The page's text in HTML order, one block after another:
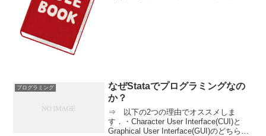
プログラミング
なぜStataでプログラミングなの
か？
⇒ 以下の2つの理由でオススメしま
す．・Character User Interface(CUI)と
Graphical User Interface(GUI)のどちらに